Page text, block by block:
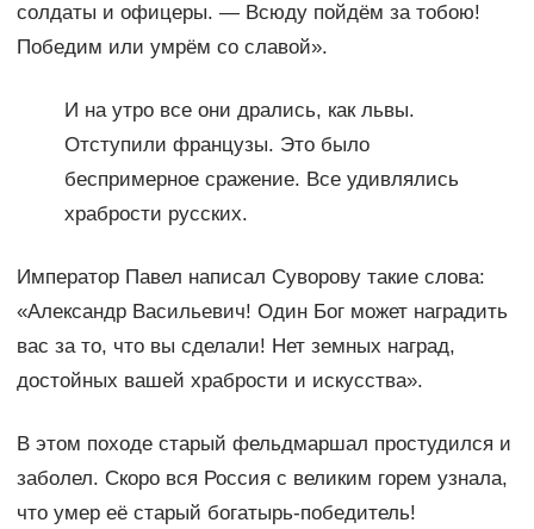
солдаты и офицеры. — Всюду пойдём за тобою!
Победим или умрём со славой».
И на утро все они дрались, как львы.
Отступили французы. Это было
беспримерное сражение. Все удивлялись
храбрости русских.
Император Павел написал Суворову такие слова:
«Александр Васильевич! Один Бог может наградить
вас за то, что вы сделали! Нет земных наград,
достойных вашей храбрости и искусства».
В этом походе старый фельдмаршал простудился и
заболел. Скоро вся Россия с великим горем узнала,
что умер её старый богатырь-победитель!